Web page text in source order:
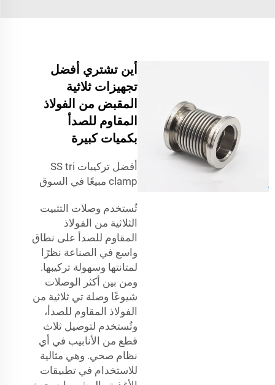
أين تشتري أفضل
تجهيزات ثلاثية
المقبض من الفولاذ
المقاوم للصدأ
بكميات كبيرة
أفضل تركيبات SS tri
clamp مبيعًا في السوق
تُستخدم وصلات التثبيت
الثلاثية من الفولاذ
المقاوم للصدأ على نطاق
واسع في الصناعة نظرًا
لمتانتها وسهولة تركيبها.
ومن بين أكثر الوصلات
شيوعًا وصلة تي ثلاثية من
الفولاذ المقاوم للصدأ،
وتُستخدم لتوصيل ثلاث
قطع من الأنابيب في أي
نظام صحي. وهي مثالية
للاستخدام في تطبيقات